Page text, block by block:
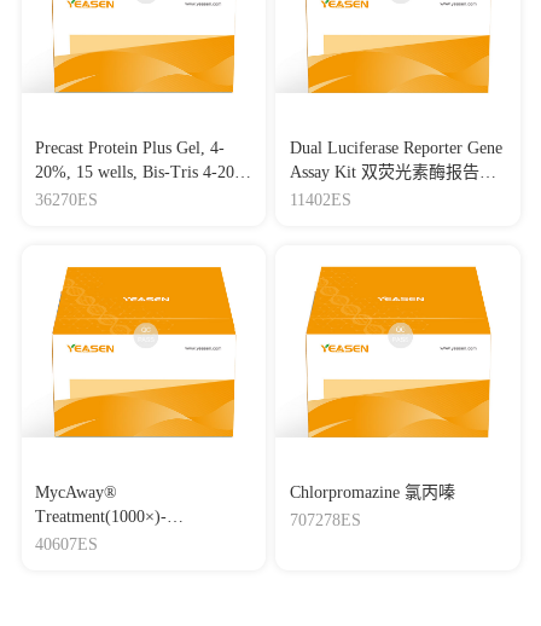
Precast Protein Plus Gel, 4-
20%, 15 wells, Bis-Tris 4-20%
高分辨率预制胶(Bis-Tris)，
36270ES
Dual Luciferase Reporter Gene
Assay Kit 双荧光素酶报告基
因检测试剂盒
11402ES
MycAway®
Treatment(1000×)-
Mycoplasma Elimination
40607ES
Chlorpromazine 氯丙嗪
707278ES